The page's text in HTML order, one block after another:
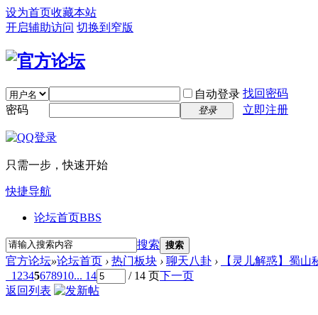
设为首页收藏本站
开启辅助访问 切换到窄版
自动登录 找回密码
密码
登录 立即注册
只需一步，快速开始
快捷导航
论坛首页BBS
搜索 搜索
官方论坛»论坛首页 › 热门板块 › 聊天八卦 ›
【灵儿解惑】蜀
1 2345678910... 14 / 14 页下一页
返回列表